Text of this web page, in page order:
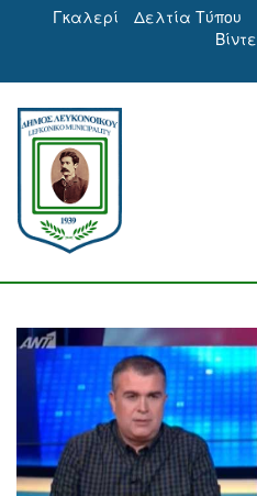
Γκαλερί Δελτία Τύπου